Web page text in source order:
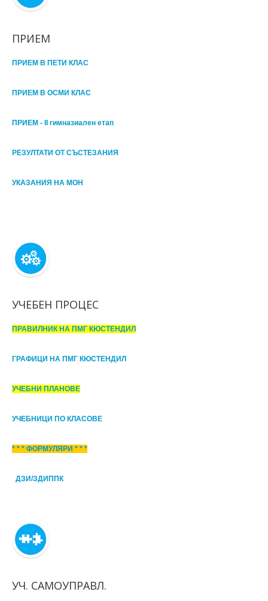
ПРИЕМ
ПРИЕМ В ПЕТИ КЛАС
ПРИЕМ В ОСМИ КЛАС
ПРИЕМ - II гимназиален етап
РЕЗУЛТАТИ ОТ СЪСТЕЗАНИЯ
УКАЗАНИЯ НА МОН
УЧЕБЕН ПРОЦЕС
ПРАВИЛНИК НА ПМГ КЮСТЕНДИЛ
ГРАФИЦИ НА ПМГ КЮСТЕНДИЛ
УЧЕБНИ ПЛАНОВЕ
УЧЕБНИЦИ ПО КЛАСОВЕ
* * * ФОРМУЛЯРИ * * *
ДЗИ/ЗДИППК
УЧ. САМОУПРАВЛ.